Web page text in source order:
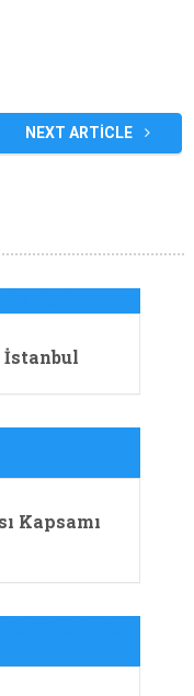
NEXT ARTICLE
İstanbul
Kapsamı